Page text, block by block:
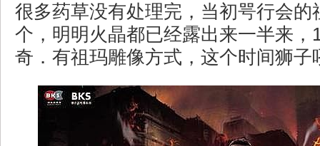
很多药草没有处理完，当初咢行会的
个，明明火晶都已经露出来一半来，
奇．有祖玛雕像方式，这个时间狮子